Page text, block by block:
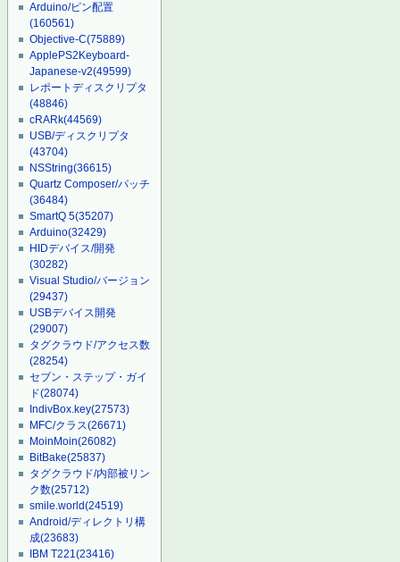
Arduino/ピン配置
(160561)
Objective-C(75889)
ApplePS2Keyboard-
Japanese-v2(49599)
レポートディスクリプタ
(48846)
cRARk(44569)
USB/ディスクリプタ
(43704)
NSString(36615)
Quartz Composer/パッチ
(36484)
SmartQ 5(35207)
Arduino(32429)
HIDデバイス/開発
(30282)
Visual Studio/バージョン
(29437)
USBデバイス開発
(29007)
タグクラウド/アクセス数
(28254)
セブン・ステップ・ガイ
ド(28074)
IndivBox.key(27573)
MFC/クラス(26671)
MoinMoin(26082)
BitBake(25837)
タグクラウド/内部被リン
ク数(25712)
smile.world(24519)
Android/ディレクトリ構
成(23683)
IBM T221(23416)